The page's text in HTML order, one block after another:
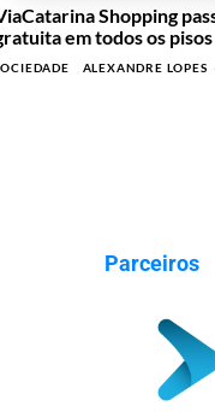
Shopping
em todos os pisos
ALEXANDRE LOPES
Parceiros